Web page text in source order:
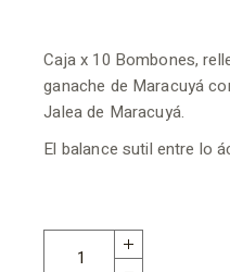
Caja x 10 Bombones,
ganache de Maracuyá
Jalea de Maracuyá.
El balance sutil entre lo